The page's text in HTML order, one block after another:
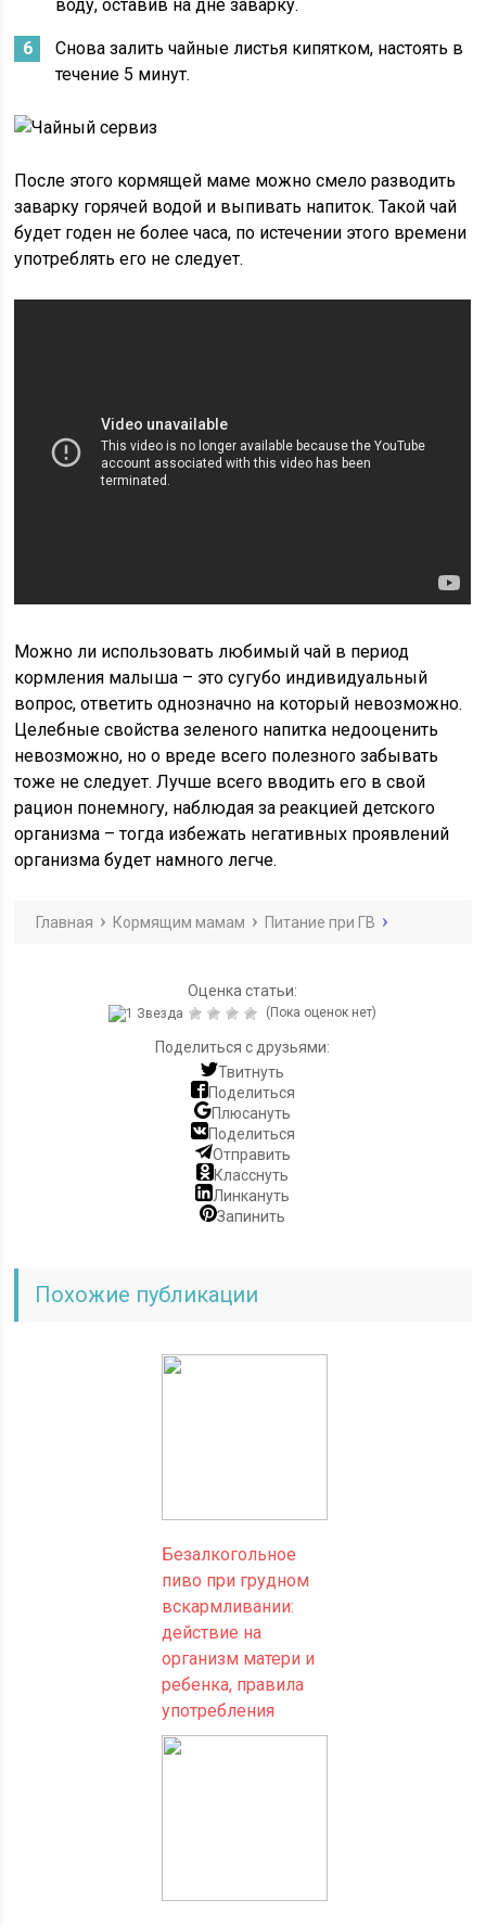
воду, оставив на дне заварку.
Снова залить чайные листья кипятком, настоять в
течение 5 минут.
После этого кормящей маме можно смело разводить
заварку горячей водой и выпивать напиток. Такой чай
будет годен не более часа, по истечении этого времени
употреблять его не следует.
Можно ли использовать любимый чай в период
кормления малыша – это сугубо индивидуальный
вопрос, ответить однозначно на который невозможно.
Целебные свойства зеленого напитка недооценить
невозможно, но о вреде всего полезного забывать
тоже не следует. Лучше всего вводить его в свой
рацион понемногу, наблюдая за реакцией детского
организма – тогда избежать негативных проявлений
организма будет намного легче.
Главная Кормящим мамам Питание при ГВ
Оценка статьи:
(Пока оценок нет)
Поделиться с друзьями:
Твитнуть
Поделиться
Плюсануть
Поделиться
Отправить
Класснуть
Линкануть
Запинить
Похожие публикации
Безалкогольное
пиво при грудном
вскармливании:
действие на
организм матери и
ребенка, правила
употребления